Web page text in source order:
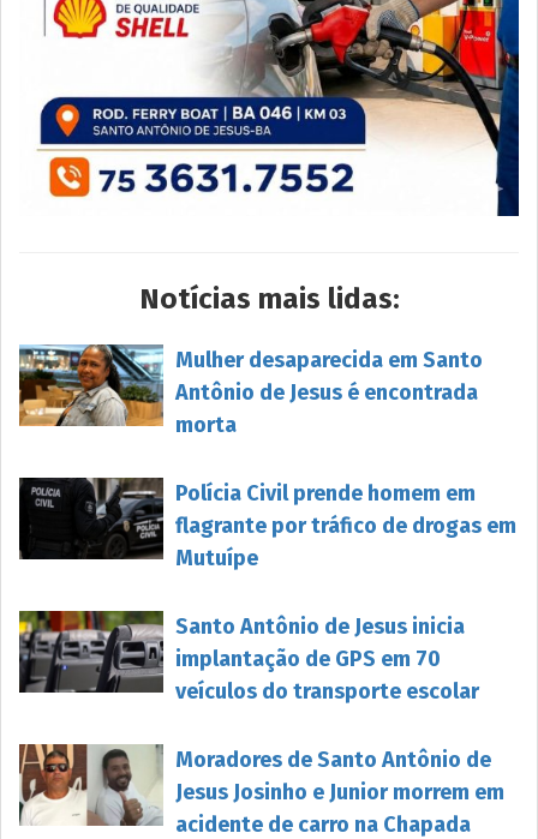
Notícias mais lidas:
Mulher desaparecida em Santo
Antônio de Jesus é encontrada
morta
Polícia Civil prende homem em
flagrante por tráfico de drogas em
Mutuípe
Santo Antônio de Jesus inicia
implantação de GPS em 70
veículos do transporte escolar
Moradores de Santo Antônio de
Jesus Josinho e Junior morrem em
acidente de carro na Chapada